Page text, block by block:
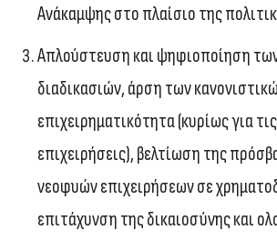
Ανάκαμψης στο πλαίσιο της
Απλούστευση και ψηφιοποίηση
διαδικασιών, άρση των
επιχειρηματικότητα (κυρίως για
επιχειρήσεις), βελτίωση της
νεοφυών επιχειρήσεων σε
επιτάχυνση της δικαιοσύνης και